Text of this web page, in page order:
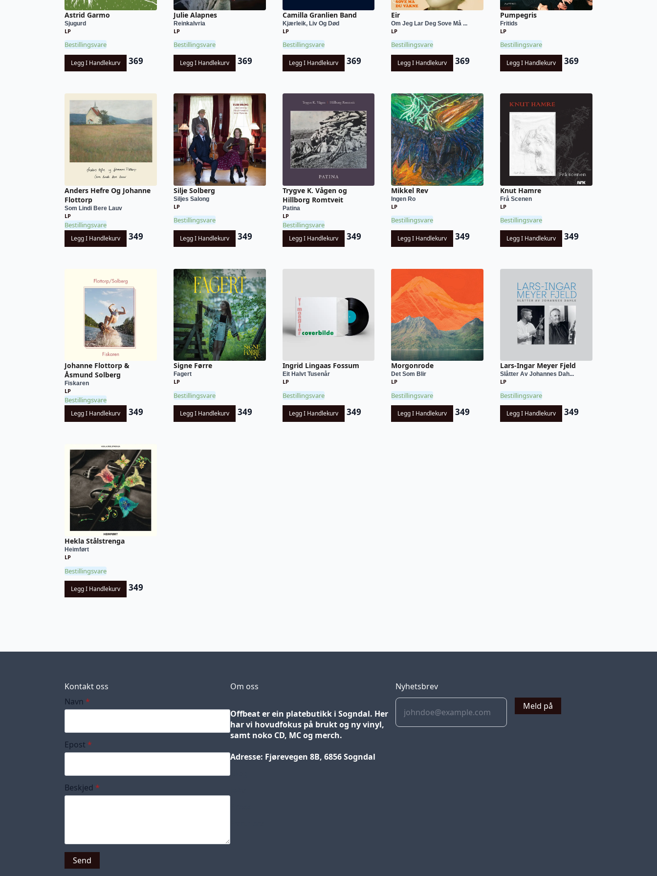
Astrid Garmo
Sjugurd
LP
Bestillingsvare
Legg I Handlekurv 369
Julie Alapnes
Reinkalvria
LP
Bestillingsvare
Legg I Handlekurv 369
Camilla Granlien Band
Kjærleik, Liv Og Død
LP
Bestillingsvare
Legg I Handlekurv 369
Eir
Om Jeg Lar Deg Sove Må ...
LP
Bestillingsvare
Legg I Handlekurv 369
Pumpegris
Fritids
LP
Bestillingsvare
Legg I Handlekurv 369
Anders Hefre Og Johanne
Flottorp
Som Lindi Bere Lauv
LP
Bestillingsvare
Legg I Handlekurv 349
Silje Solberg
Siljes Salong
LP
Bestillingsvare
Legg I Handlekurv 349
Trygve K. Vågen og
Hillborg Romtveit
Patina
LP
Bestillingsvare
Legg I Handlekurv 349
Mikkel Rev
Ingen Ro
LP
Bestillingsvare
Legg I Handlekurv 349
Knut Hamre
Frå Scenen
LP
Bestillingsvare
Legg I Handlekurv 349
Johanne Flottorp &
Åsmund Solberg
Fiskaren
LP
Bestillingsvare
Legg I Handlekurv 349
Signe Førre
Fagert
LP
Bestillingsvare
Legg I Handlekurv 349
Ingrid Lingaas Fossum
Eit Halvt Tusenår
LP
Bestillingsvare
Legg I Handlekurv 349
Morgonrode
Det Som Blir
LP
Bestillingsvare
Legg I Handlekurv 349
Lars-Ingar Meyer Fjeld
Slåtter Av Johannes Dah...
LP
Bestillingsvare
Legg I Handlekurv 349
Hekla Stålstrenga
Heimført
LP
Bestillingsvare
Legg I Handlekurv 349
Kontakt oss
Navn *
Epost *
Beskjed *
Send
Om oss
Offbeat er ein platebutikk i Sogndal. Her
har vi hovudfokus på brukt og ny vinyl,
samt noko CD, MC og merch.
Adresse: Fjørevegen 8B, 6856 Sogndal
Blog
Nyhetsbrev
Meld på